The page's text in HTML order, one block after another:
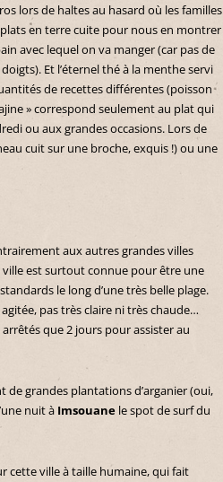
lors de haltes au hasard où les familles
en terre cuite pour nous en montrer
avec lequel on va manger (car pas de
Et l’éternel thé à la menthe servi
de recettes différentes (poisson
» correspond seulement au plat qui
ou aux grandes occasions. Lors de
cuit sur une broche, exquis !) ou une
aux autres grandes villes
ville est surtout connue pour être une
le long d’une très belle plage.
pas très claire ni très chaude…
que 2 jours pour assister au
grandes plantations d’arganier (oui,
nuit à Imsouane le spot de surf du
cette ville à taille humaine, qui fait